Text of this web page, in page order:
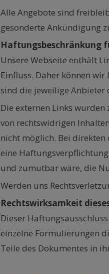
Alle Angebote sind
gesonderte Ankündigung
Haftungsbeschränkung
Unsere Webseite enthält
Einfluss. Daher können
sind die jeweilige Anbieter
Die externen Links
von rechtswidrigen
nicht möglich. Bei
eine
und zumutbar wäre, die
Werden uns
Rechtswirksamkeit
Dieser
einzelne Formulierungen
Teile des Dokumentes in